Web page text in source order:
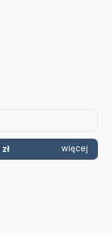
więcej